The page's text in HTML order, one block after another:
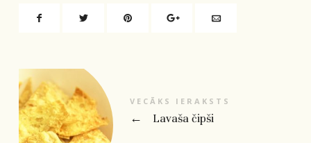
VECĀKS IERAKSTS
← Lavaša čipši